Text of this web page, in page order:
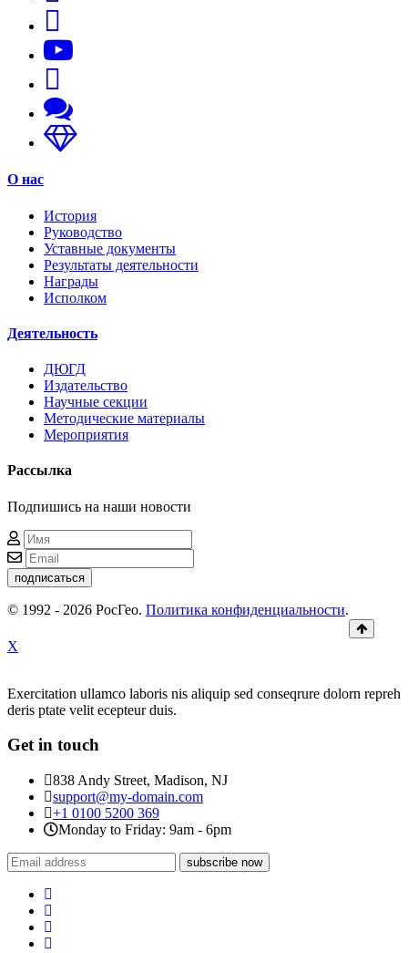
О нас
История
Руководство
Уставные документы
Результаты деятельности
Награды
Исполком
Деятельность
ДЮГД
Издательство
Научные секции
Методические материалы
Мероприятия
Рассылка
Подпишись на наши новости
подписаться
© 1992 - 2026 РосГео. Политика конфиденциальности.
X
Exercitation ullamco laboris nis aliquip sed conseqrure dolorn repreh
deris ptate velit ecepteur duis.
Get in touch
838 Andy Street, Madison, NJ
support@my-domain.com
+1 0100 5200 369
Monday to Friday: 9am - 6pm
subscribe now